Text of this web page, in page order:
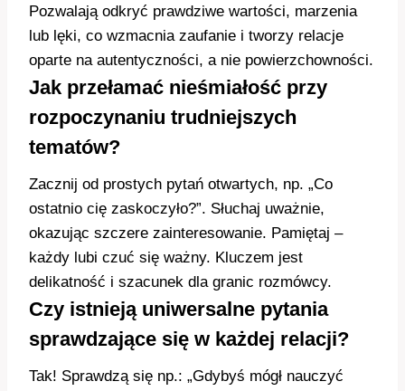
Pozwalają odkryć prawdziwe wartości, marzenia
lub lęki, co wzmacnia zaufanie i tworzy relacje
oparte na autentyczności, a nie powierzchowności.
Jak przełamać nieśmiałość przy
rozpoczynaniu trudniejszych
tematów?
Zacznij od prostych pytań otwartych, np. „Co
ostatnio cię zaskoczyło?”. Słuchaj uważnie,
okazując szczere zainteresowanie. Pamiętaj –
każdy lubi czuć się ważny. Kluczem jest
delikatność i szacunek dla granic rozmówcy.
Czy istnieją uniwersalne pytania
sprawdzające się w każdej relacji?
Tak! Sprawdzą się np.: „Gdybyś mógł nauczyć